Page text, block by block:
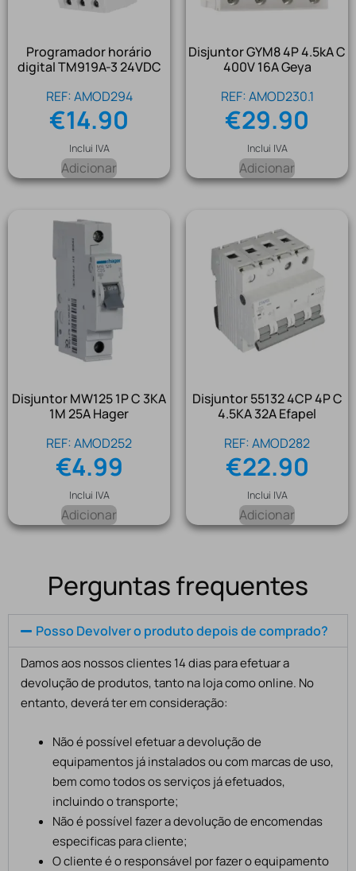
Programador horário
digital TM919A-3 24VDC
REF: AMOD294
€14.90
Inclui IVA
Adicionar
Disjuntor GYM8 4P 4.5kA C
400V 16A Geya
REF: AMOD230.1
€29.90
Inclui IVA
Adicionar
Disjuntor MW125 1P C 3KA
1M 25A Hager
REF: AMOD252
€4.99
Inclui IVA
Adicionar
Disjuntor 55132 4CP 4P C
4.5KA 32A Efapel
REF: AMOD282
€22.90
Inclui IVA
Adicionar
Perguntas frequentes
Posso Devolver o produto depois de comprado?
Damos aos nossos clientes 14 dias para efetuar a
devolução de produtos, tanto na loja como online. No
entanto, deverá ter em consideração:
Não é possível efetuar a devolução de
equipamentos já instalados ou com marcas de uso,
bem como todos os serviços já efetuados,
incluindo o transporte;
Não é possível fazer a devolução de encomendas
especificas para cliente;
O cliente é o responsável por fazer o equipamento